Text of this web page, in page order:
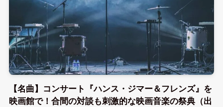
【名曲】コンサート『ハンス・ジマー＆フレンズ』を
映画館で！合間の対談も刺激的な映画音楽の祭典（出